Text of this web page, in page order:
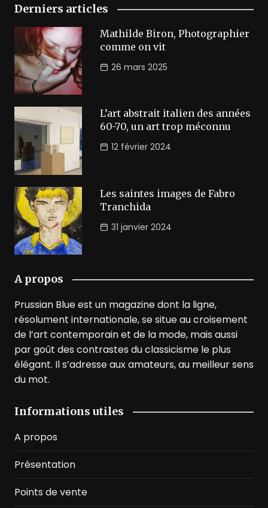
Derniers articles
Mathilde Biron, Photographier
comme on vit
26 mars 2025
L’art abstrait italien des années
60-70, un art trop méconnu
12 février 2024
Les saintes images de Fabro
Tranchida
31 janvier 2024
A propos
Prussian Blue est un magazine dont la ligne,
résolument internationale, se situe au croisement
de l’art contemporain et de la mode, mais aussi
par goût des contrastes du classicisme le plus
élégant. Il s’adresse aux amateurs, au meilleur sens
du mot.
Informations utiles
A propos
Présentation
Points de vente